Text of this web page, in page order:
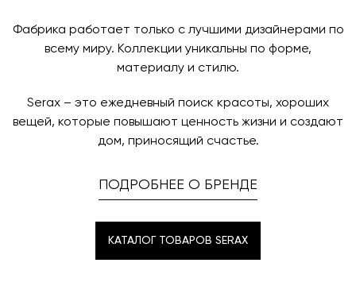
Фабрика работает только с лучшими дизайнерами по
всему миру. Коллекции уникальны по форме,
материалу и стилю.
Serax – это ежедневный поиск красоты, хороших
вещей, которые повышают ценность жизни и создают
дом, приносящий счастье.
ПОДРОБНЕЕ О БРЕНДЕ
КАТАЛОГ ТОВАРОВ SERAX